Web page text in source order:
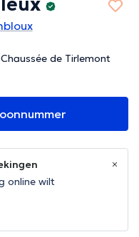
de Tirlemont
online wilt